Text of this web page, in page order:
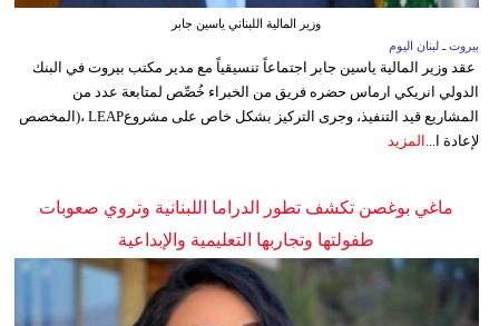
وزير المالية اللبناني ياسين جابر
بيروت ـ لبنان اليوم
عقد وزير المالية ياسين جابر اجتماعاً تنسيقياً مع مدير مكتب بيروت في البنك
الدولي انريكي ارماس حضره فريق من الخبراء خُصِّص لمتابعة عدد من
المشاريع قيد التنفيذ، وجرى التركيز بشكل خاص على مشروعLEAP ،(المخصص
لإعادة ا... المزيد
ماغي بوغصن تكشف تطور الدراما اللبنانية وتروي صعوبات
طفولتها وتجاربها التعليمية والإبداعية